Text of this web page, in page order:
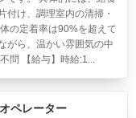
付け、調理室内の清掃・
の定着率は90%を超えて
がら、温かい雰囲気の中
問 【給与】時給:1...
ペレーター